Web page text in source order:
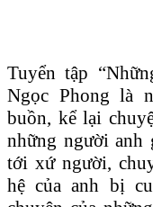
Tuyển tập
Ngọc Phong là
buồn, kể lại
những người anh
tới xứ người,
hệ của anh bị